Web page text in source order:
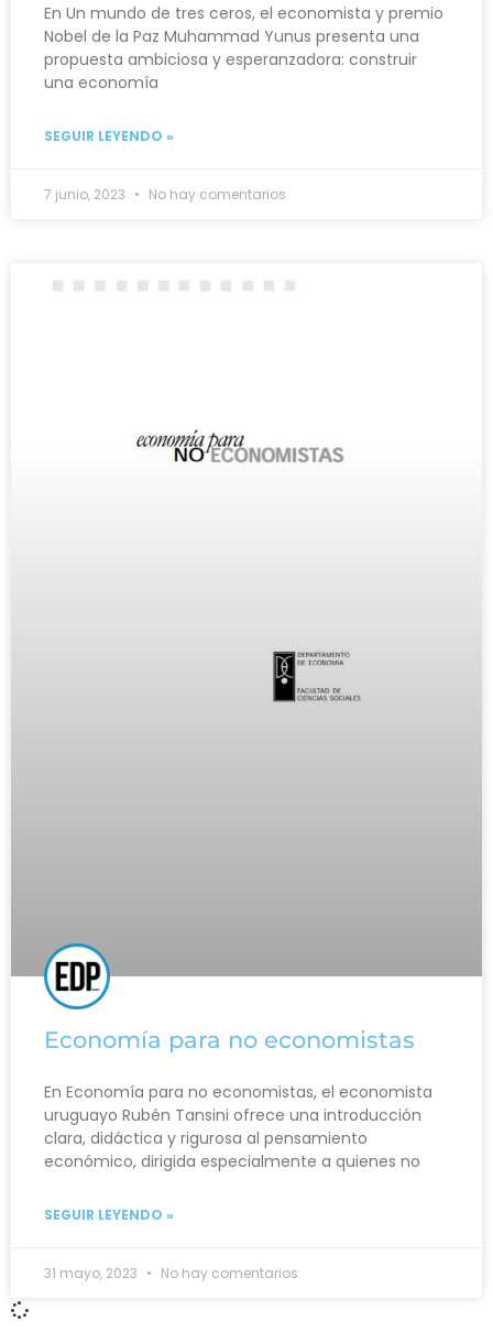
En Un mundo de tres ceros, el economista y premio
Nobel de la Paz Muhammad Yunus presenta una
propuesta ambiciosa y esperanzadora: construir
una economía
SEGUIR LEYENDO »
7 junio, 2023 No hay comentarios
Economía para no economistas
En Economía para no economistas, el economista
uruguayo Rubén Tansini ofrece una introducción
clara, didáctica y rigurosa al pensamiento
económico, dirigida especialmente a quienes no
SEGUIR LEYENDO »
31 mayo, 2023 No hay comentarios